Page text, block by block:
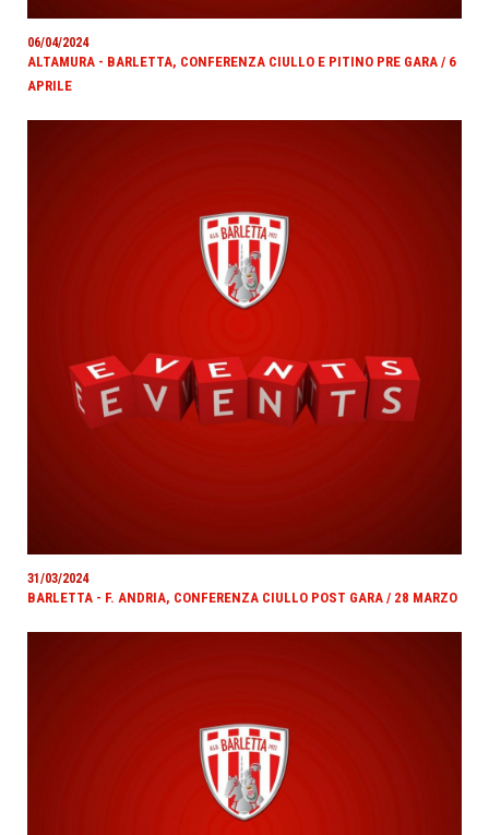
06/04/2024
ALTAMURA - BARLETTA, CONFERENZA CIULLO E PITINO PRE GARA / 6
APRILE
31/03/2024
BARLETTA - F. ANDRIA, CONFERENZA CIULLO POST GARA / 28 MARZO